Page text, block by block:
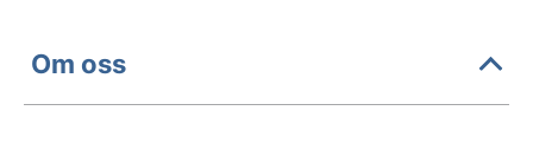
Om oss